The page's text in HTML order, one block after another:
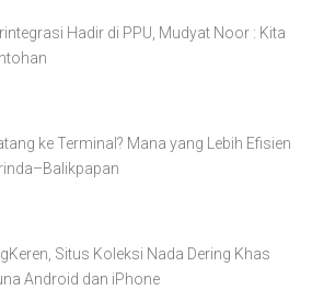
Hadir di PPU, Mudyat Noor : Kita
ke Terminal? Mana yang Lebih Efisien
Situs Koleksi Nada Dering Khas
Android dan iPhone